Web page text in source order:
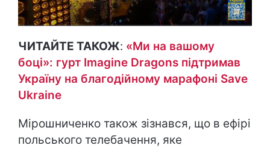
ЧИТАЙТЕ ТАКОЖ: «Ми на вашому
боці»: гурт Imagine Dragons підтримав
Україну на благодійному марафоні Save
Ukraine
Мірошниченко також зізнався, що в ефірі
польського телебачення, яке